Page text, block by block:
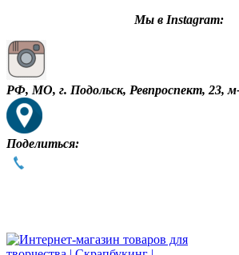
Мы в Instagram:
РФ, МО, г. Подольск, Ревпроспект, 23,
Поделиться: